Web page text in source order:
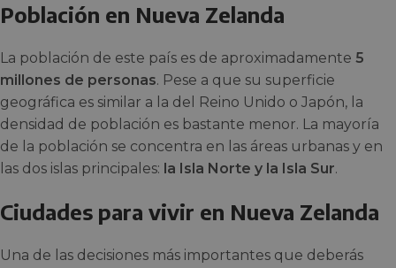
Población en Nueva Zelanda
La población de este país es de aproximadamente 5
millones de personas. Pese a que su superficie
geográfica es similar a la del Reino Unido o Japón, la
densidad de población es bastante menor. La mayoría
de la población se concentra en las áreas urbanas y en
las dos islas principales: la Isla Norte y la Isla Sur.
Ciudades para vivir en Nueva Zelanda
Una de las decisiones más importantes que deberás